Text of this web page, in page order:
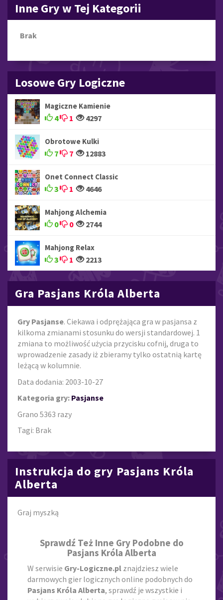
Inne Gry w Tej Kategorii
Brak
Losowe Gry Logiczne
Magiczne Kamienie
4 1 4297
Obrotowe Kulki
7 7 12883
Onet Connect Classic
3 1 4646
Mahjong Alchemia
0 0 2744
Mahjong Relax
3 1 2213
Gra Pasjans Króla Alberta
Gry Pasjanse. Ciekawa i odprężająca gra w pasjansa z
kilkoma zmianami stosunku do wersji standardowej. 1
zmiana to możliwość użycia przycisku cofnij, druga to
wprowadzenie zasady iż zbieramy tylko ostatnią kartę
leżącą w kolumnie.
Data dodania: 2003-10-27
Kategoria gry: Pasjanse
Grano 5363 razy
Tagi: Brak
Instrukcja do gry Pasjans Króla
Alberta
Graj myszką
Sprawdź Też Inne Gry Podobne do
Pasjans Króla Alberta
W serwisie Gry-Logiczne.pl znajdziesz wiele
darmowych gier logicznych online podobnych do
Pasjans Króla Alberta, sprawdź je wszystkie i